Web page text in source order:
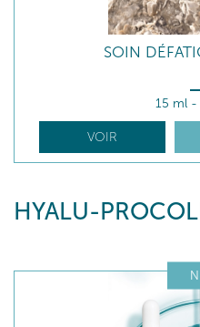
SOIN
15 ml -
VOIR
HYALU-